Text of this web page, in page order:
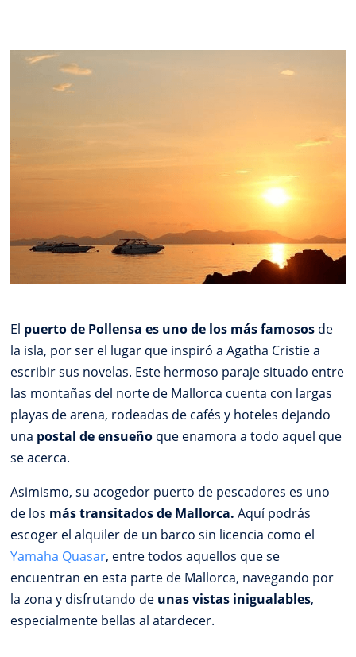
El puerto de Pollensa es uno de los más famosos de
la isla, por ser el lugar que inspiró a Agatha Cristie a
escribir sus novelas. Este hermoso paraje situado entre
las montañas del norte de Mallorca cuenta con largas
playas de arena, rodeadas de cafés y hoteles dejando
una postal de ensueño que enamora a todo aquel que
se acerca.
Asimismo, su acogedor puerto de pescadores es uno
de los más transitados de Mallorca. Aquí podrás
escoger el alquiler de un barco sin licencia como el
Yamaha Quasar, entre todos aquellos que se
encuentran en esta parte de Mallorca, navegando por
la zona y disfrutando de unas vistas inigualables,
especialmente bellas al atardecer.